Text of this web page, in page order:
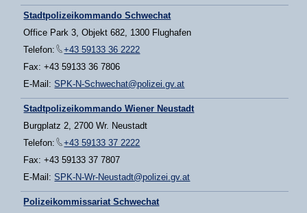
Stadtpolizeikommando Schwechat
Office Park 3, Objekt 682, 1300 Flughafen
Telefon:
+43 59133 36 2222
Fax: +43 59133 36 7806
E-Mail:SPK-N-Schwechat@polizei.gv.at
Stadtpolizeikommando Wiener Neustadt
Burgplatz 2, 2700 Wr. Neustadt
Telefon:
+43 59133 37 2222
Fax: +43 59133 37 7807
E-Mail:SPK-N-Wr-Neustadt@polizei.gv.at
Polizeikommissariat Schwechat